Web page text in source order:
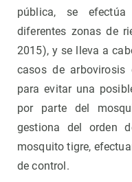
pública, se
diferentes zonas de
2015), y se lleva a
casos de
para evitar una
por parte del
gestiona del orden
mosquito tigre,
de control.